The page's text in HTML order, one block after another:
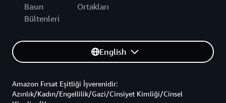
Basın
Bültenleri
Ortakları
English
Amazon Fırsat Eşitliği İşverenidir:
Azınlık/Kadın/Engellilik/Gazi/Cinsiyet Kimliği/Cinsel